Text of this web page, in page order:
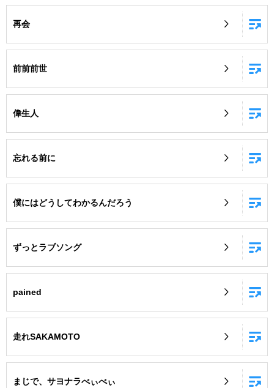
再会
前前前世
偉生人
忘れる前に
僕にはどうしてわかるんだろう
ずっとラブソング
pained
走れSAKAMOTO
まじで、サヨナラべぃべぃ